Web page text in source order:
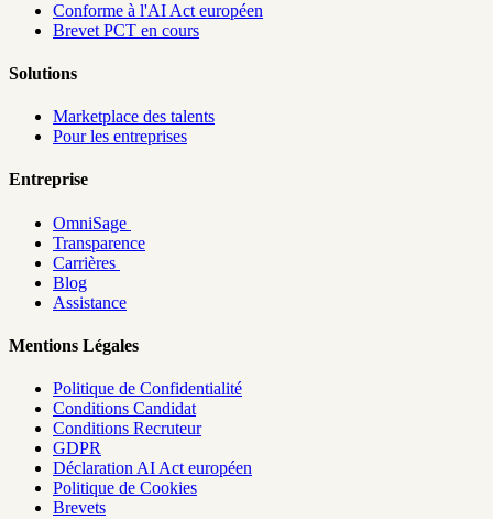
Conforme à l'AI Act européen
Brevet PCT en cours
Solutions
Marketplace des talents
Pour les entreprises
Entreprise
OmniSage
Transparence
Carrières
Blog
Assistance
Mentions Légales
Politique de Confidentialité
Conditions Candidat
Conditions Recruteur
GDPR
Déclaration AI Act européen
Politique de Cookies
Brevets